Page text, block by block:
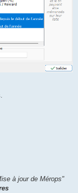
à jour de Mérops"